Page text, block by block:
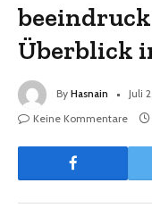
Überblick
By Hasnain Juli
Keine Kommentare